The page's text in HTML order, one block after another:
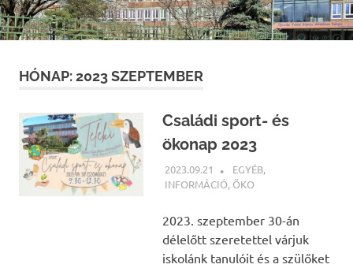
to
content
HÓNAP:2023 SZEPTEMBER
Családi sport- és
ökonap 2023
2023.09.21 BÁRTFAI JUDIT
EGYÉB,
INFORMÁCIÓ, ÖKO
2023. szeptember 30-án
délelőtt szeretettel várjuk
iskolánk tanulóit és a szülőket